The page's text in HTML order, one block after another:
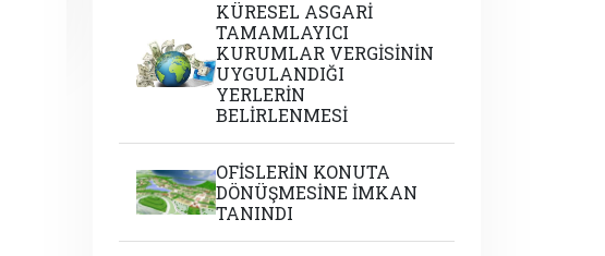
KÜRESEL ASGARİ
TAMAMLAYICI
KURUMLAR VERGİSİNİN
UYGULANDIĞI
YERLERİN
BELİRLENMESİ
OFİSLERİN KONUTA
DÖNÜŞMESİNE İMKAN
TANINDI